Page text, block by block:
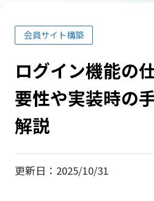
会員サイト構築
ログイン機能の
要性や実装時の
解説
更新日：2025/10/31